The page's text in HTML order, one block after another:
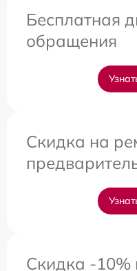
Бесплатная
обращения
Скидка на
Скидка -10%